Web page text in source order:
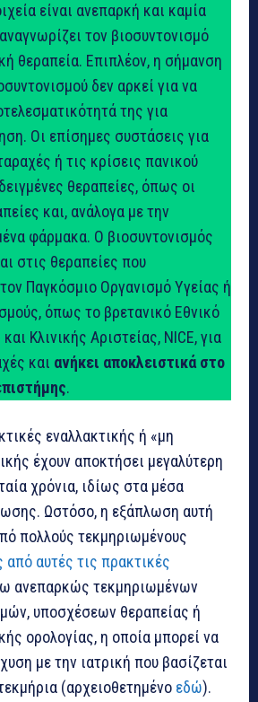
είναι ανεπαρκή και καμία
τον βιοσυντονισμό
θεραπεία. Επιπλέον, η σήμανση
δεν αρκεί για να
της για
Οι επίσημες συστάσεις για
ή τις κρίσεις πανικού
θεραπείες, όπως οι
και, ανάλογα με την
φάρμακα. Ο βιοσυντονισμός
στις θεραπείες που
Παγκόσμιο Οργανισμό Υγείας ή
όπως το βρετανικό Εθνικό
Κλινικής Αριστείας, NICE, για
και ανήκει αποκλειστικά στο
.
εναλλακτικής ή «μη
έχουν αποκτήσει μεγαλύτερη
χρόνια, ιδίως στα μέσα
Ωστόσο, η εξάπλωση αυτή
πολλούς τεκμηριωμένους
από αυτές τις πρακτικές
ανεπαρκώς τεκμηριωμένων
υποσχέσεων θεραπείας ή
ορολογίας, η οποία μπορεί να
με την ιατρική που βασίζεται
(αρχειοθετημένο εδώ).